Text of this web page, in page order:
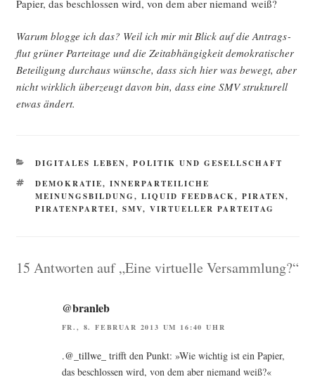
Papier, das beschlos­sen wird, von dem aber nie­mand weiß?
War­um blog­ge ich das? Weil ich mir mit Blick auf die Antrags­
flut grü­ner Par­tei­ta­ge und die Zeit­ab­hän­gig­keit demo­kra­ti­scher
Betei­li­gung durch­aus wün­sche, dass sich hier was bewegt, aber
nicht wirk­lich über­zeugt davon bin, dass eine SMV struk­tu­rell
etwas ändert.
KATEGORIEN
DIGITALES LEBEN, POLITIK UND GESELLSCHAFT
SCHLAGWÖRTER
DEMOKRATIE, INNERPARTEILICHE
MEINUNGSBILDUNG, LIQUID FEEDBACK, PIRATEN,
PIRATENPARTEI, SMV, VIRTUELLER PARTEITAG
15 Antworten auf „Eine virtuelle Versammlung?“
@branleb
FR., 8. FEBRUAR 2013 UM 16:40 UHR
.@_tillwe_ trifft den Punkt: »Wie wich­tig ist ein Papier,
das beschlos­sen wird, von dem aber nie­mand weiß?«